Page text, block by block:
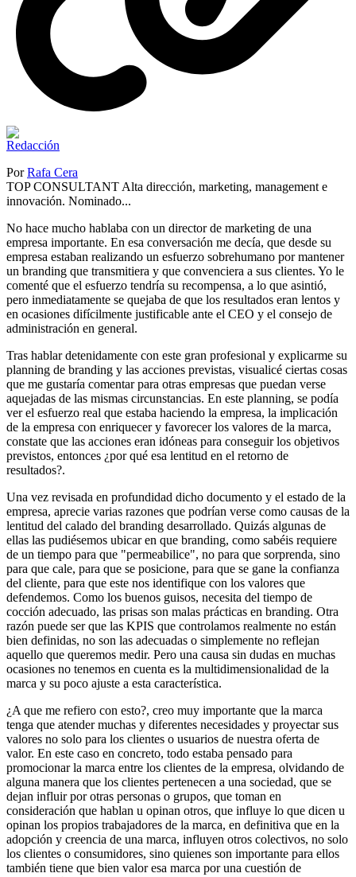
PorRafa Cera
TOP CONSULTANT Alta dirección, marketing, management e
innovación. Nominado...
No hace mucho hablaba con un director de marketing de una
empresa importante. En esa conversación me decía, que desde su
empresa estaban realizando un esfuerzo sobrehumano por mantener
un branding que transmitiera y que convenciera a sus clientes. Yo le
comenté que el esfuerzo tendría su recompensa, a lo que asintió,
pero inmediatamente se quejaba de que los resultados eran lentos y
en ocasiones difícilmente justificable ante el CEO y el consejo de
administración en general.
Tras hablar detenidamente con este gran profesional y explicarme su
planning de branding y las acciones previstas, visualicé ciertas cosas
que me gustaría comentar para otras empresas que puedan verse
aquejadas de las mismas circunstancias. En este planning, se podía
ver el esfuerzo real que estaba haciendo la empresa, la implicación
de la empresa con enriquecer y favorecer los valores de la marca,
constate que las acciones eran idóneas para conseguir los objetivos
previstos, entonces ¿por qué esa lentitud en el retorno de
resultados?.
Una vez revisada en profundidad dicho documento y el estado de la
empresa, aprecie varias razones que podrían verse como causas de la
lentitud del calado del branding desarrollado. Quizás algunas de
ellas las pudiésemos ubicar en que branding, como sabéis requiere
de un tiempo para que "permeabilice", no para que sorprenda, sino
para que cale, para que se posicione, para que se gane la confianza
del cliente, para que este nos identifique con los valores que
defendemos. Como los buenos guisos, necesita del tiempo de
cocción adecuado, las prisas son malas prácticas en branding. Otra
razón puede ser que las KPIS que controlamos realmente no están
bien definidas, no son las adecuadas o simplemente no reflejan
aquello que queremos medir. Pero una causa sin dudas en muchas
ocasiones no tenemos en cuenta es la multidimensionalidad de la
marca y su poco ajuste a esta característica.
¿A que me refiero con esto?, creo muy importante que la marca
tenga que atender muchas y diferentes necesidades y proyectar sus
valores no solo para los clientes o usuarios de nuestra oferta de
valor. En este caso en concreto, todo estaba pensado para
promocionar la marca entre los clientes de la empresa, olvidando de
alguna manera que los clientes pertenecen a una sociedad, que se
dejan influir por otras personas o grupos, que toman en
consideración que hablan u opinan otros, que influye lo que dicen u
opinan los propios trabajadores de la marca, en definitiva que en la
adopción y creencia de una marca, influyen otros colectivos, no solo
los clientes o consumidores, sino quienes son importante para ellos
también tiene que bien valor esa marca por una cuestión de